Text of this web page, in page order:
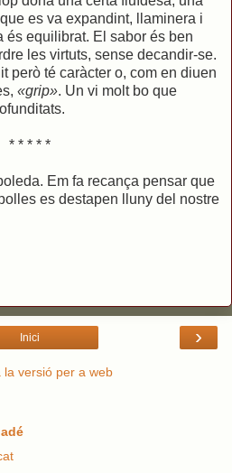
es va expandint, llaminera i
és equilibrat. El sabor és ben
les virtuts, sense decandir-se.
però té caràcter o, com en diuen
«grip». Un vi molt bo que
* * * * *
Em fa recança pensar que
es destapen lluny del nostre
›
Inici
la versió per a web